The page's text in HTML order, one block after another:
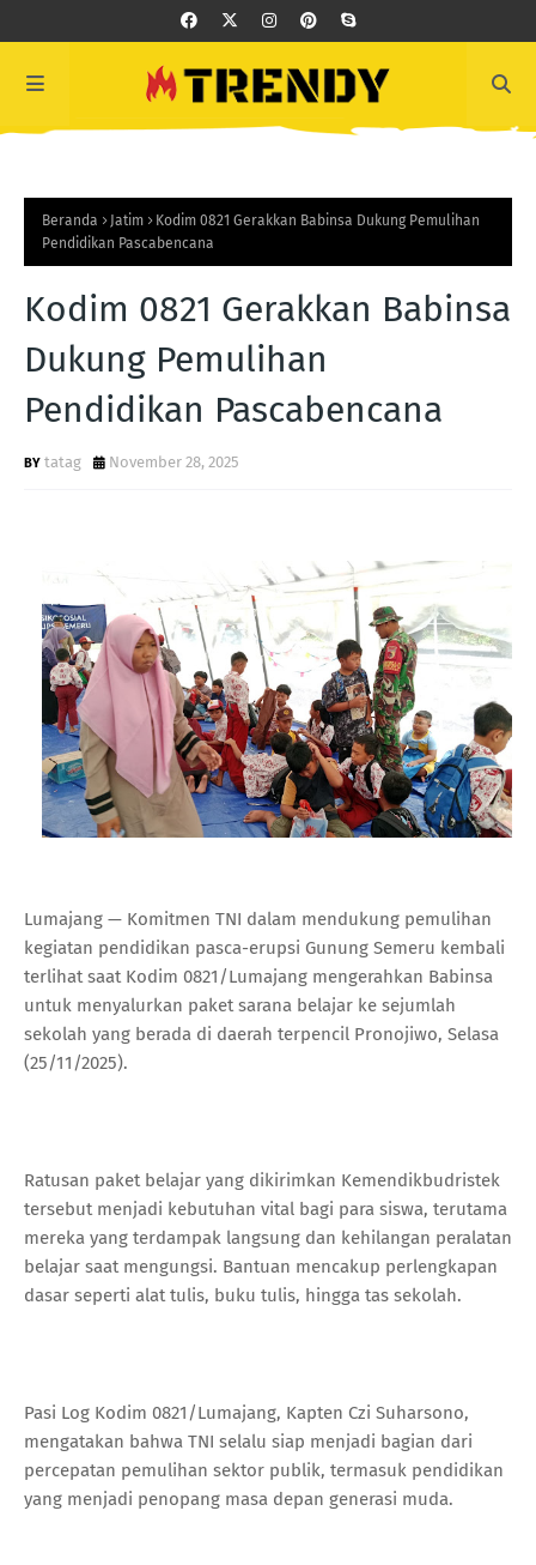
Beranda Jatim
Kodim 0821 Gerakkan Babinsa Dukung Pemulihan
Pendidikan Pascabencana
Kodim 0821 Gerakkan Babinsa
Dukung Pemulihan
Pendidikan Pascabencana
tatag November 28, 2025
Lumajang — Komitmen TNI dalam mendukung pemulihan
kegiatan pendidikan pasca-erupsi Gunung Semeru kembali
terlihat saat Kodim 0821/Lumajang mengerahkan Babinsa
untuk menyalurkan paket sarana belajar ke sejumlah
sekolah yang berada di daerah terpencil Pronojiwo, Selasa
(25/11/2025).
Ratusan paket belajar yang dikirimkan Kemendikbudristek
tersebut menjadi kebutuhan vital bagi para siswa, terutama
mereka yang terdampak langsung dan kehilangan peralatan
belajar saat mengungsi. Bantuan mencakup perlengkapan
dasar seperti alat tulis, buku tulis, hingga tas sekolah.
Pasi Log Kodim 0821/Lumajang, Kapten Czi Suharsono,
mengatakan bahwa TNI selalu siap menjadi bagian dari
percepatan pemulihan sektor publik, termasuk pendidikan
yang menjadi penopang masa depan generasi muda.